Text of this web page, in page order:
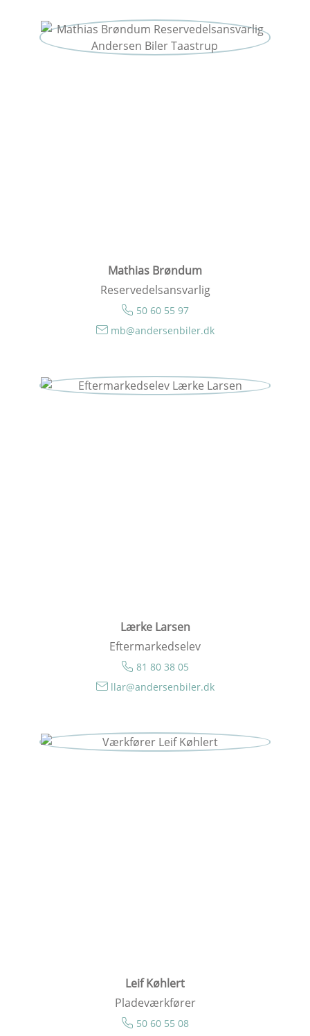
Mathias Brøndum
Reservedelsansvarlig
50 60 55 97
mb@andersenbiler.dk
Lærke Larsen
Eftermarkedselev
81 80 38 05
llar@andersenbiler.dk
Leif Køhlert
Pladeværkfører
50 60 55 08